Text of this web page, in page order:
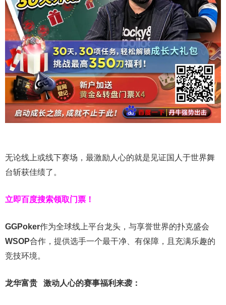
无论线上或线下赛场，最激励人心的就是见证国人于世界舞
台斩获佳绩了。
立即百度搜索领取门票！
GGPoker作为全球线上平台龙头，与享誉世界的扑克盛会
WSOP合作，提供选手一个最干净、有保障，且充满乐趣的
竞技环境。
龙华富贵 激动人心的赛事福利来袭：